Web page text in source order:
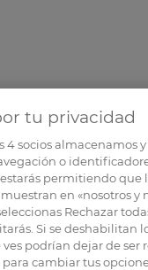
tu privacidad
4socios almacenamos
o
permitiendo que
en «nosotros y
Rechazar
Si se deshabilitan
podrían dejar de ser
cambiar tus